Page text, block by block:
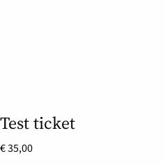
Test ticket
€35,00